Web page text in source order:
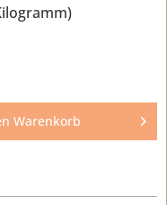
Warenkorb